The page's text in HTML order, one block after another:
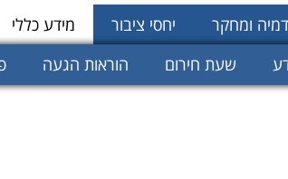
ומחקר יחסי ציבור
מידע כללי
שעת חירום הוראות הגעה